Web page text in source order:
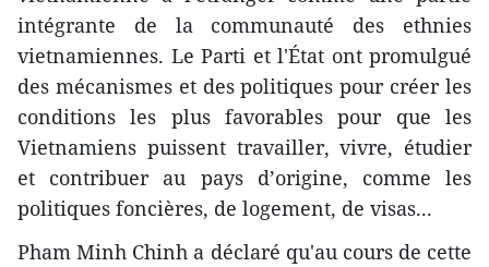
intégrante de la communauté des ethnies
vietnamiennes. Le Parti et l'État ont promulgué
des mécanismes et des politiques pour créer les
conditions les plus favorables pour que les
Vietnamiens puissent travailler, vivre, étudier
et contribuer au pays d’origine, comme les
politiques foncières, de logement, de visas...
Pham Minh Chinh a déclaré qu'au cours de cette